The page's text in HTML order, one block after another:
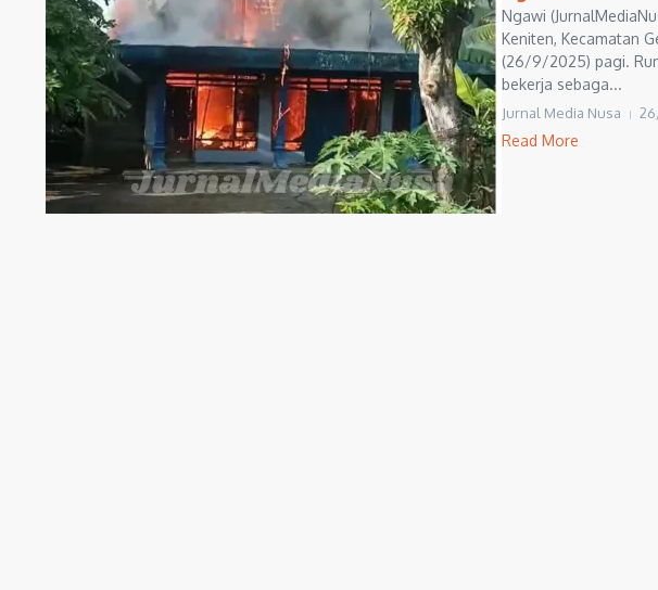
Ngawi
Keniten, Kecamatan
(26/9/2025) pagi.
bekerja sebaga...
Jurnal Media Nusa
Read More